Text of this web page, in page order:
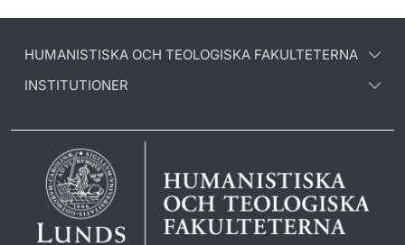
HUMANISTISKA OCH TEOLOGISKA FAKULTETERNA
INSTITUTIONER